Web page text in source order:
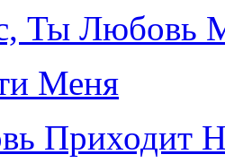
Ты Любовь
Меня
Приходит